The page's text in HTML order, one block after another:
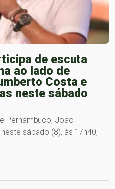
de escuta
ao lado de
Costa e
neste sábado
Pernambuco, João
sábado (8), às 17h40,